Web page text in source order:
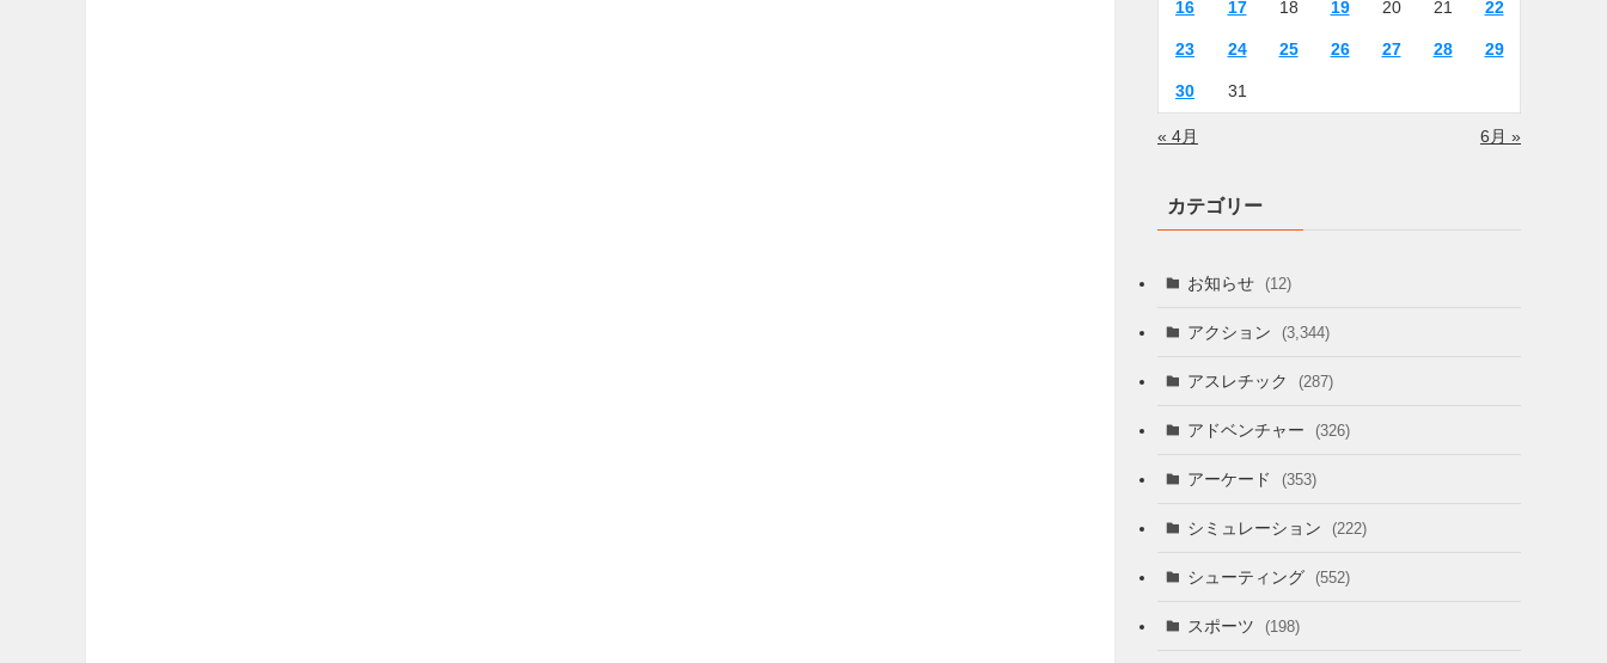
16 17 18 19 20 21 22
23 24 25 26 27 28 29
30 31
« 4月 6月 »
カテゴリー
お知らせ (12)
アクション (3,344)
アスレチック (287)
アドベンチャー (326)
アーケード (353)
シミュレーション (222)
シューティング (552)
スポーツ (198)